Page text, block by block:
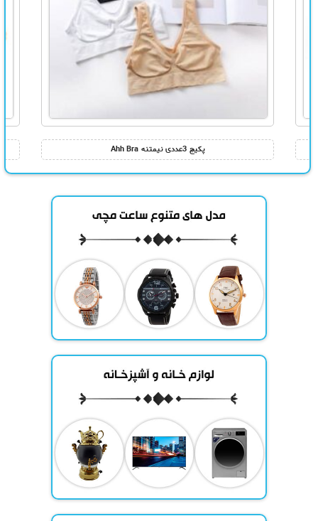
پکیج 3عددی نیمتنه Ahh Bra